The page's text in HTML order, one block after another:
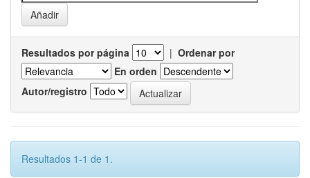
Resultados por página | Ordenar por
En orden
Autor/registro
Resultados 1-1 de 1.